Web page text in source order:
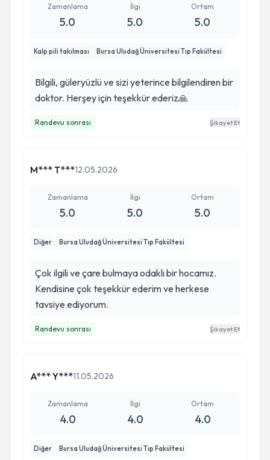
Zamanlama
5.0
İlgi
5.0
Ortam
5.0
Kalp pili takılması Bursa Uludağ Üniversitesi Tıp Fakültesi
Bilgili, güleryüzlü ve sizi yeterince bilgilendiren bir
doktor. Herşey için teşekkür ederiz🙏
Randevu sonrası Şikayet Et
M*** T***12.05.2026
Zamanlama
5.0
İlgi
5.0
Ortam
5.0
Diğer Bursa Uludağ Üniversitesi Tıp Fakültesi
Çok ilgili ve çare bulmaya odaklı bir hocamız.
Kendisine çok teşekkür ederim ve herkese
tavsiye ediyorum.
Randevu sonrası Şikayet Et
A*** Y***11.05.2026
Zamanlama
4.0
İlgi
4.0
Ortam
4.0
Diğer Bursa Uludağ Üniversitesi Tıp Fakültesi